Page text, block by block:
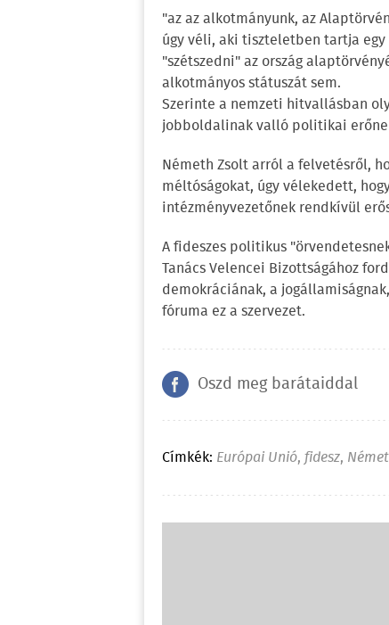
"az az alkotmányunk, az
úgy véli, aki tiszteletben tartja
"szétszedni" az ország
alkotmányos státuszát sem.
Szerinte a nemzeti hitvallásban
jobboldalinak valló politikai
Németh Zsolt arról a felvetésről,
méltóságokat, úgy vélekedett,
intézményvezetőnek rendkívül
A fideszes politikus
Tanács Velencei Bizottságához
demokráciának, a
fóruma ez a szervezet.
Oszd meg barátaiddal
Címkék: Európai Unió, fidesz,